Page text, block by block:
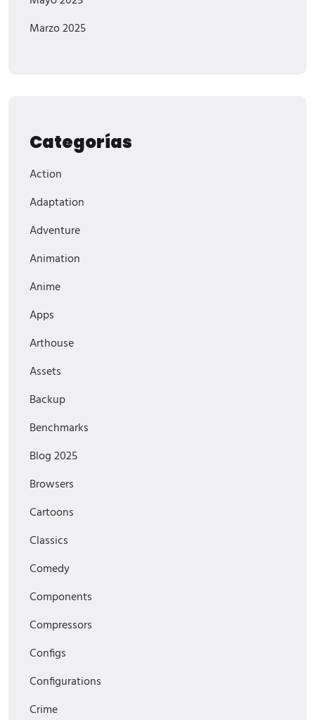
Marzo 2025
Categorías
Action
Adaptation
Adventure
Animation
Anime
Apps
Arthouse
Assets
Backup
Benchmarks
Blog 2025
Browsers
Cartoons
Classics
Comedy
Components
Compressors
Configs
Configurations
Crime